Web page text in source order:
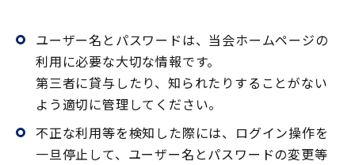
入会手続
手続
ユーザー名とパスワードは、当会ホームページの
利用に必要な大切な情報です。
第三者に貸与したり、知られたりすることがない
よう適切に管理してください。
不正な利用等を検知した際には、ログイン操作を
一旦停止して、ユーザー名とパスワードの変更等